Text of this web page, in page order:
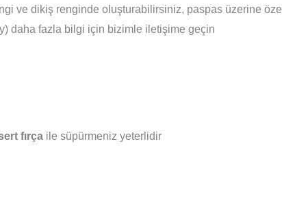
ve dikiş renginde oluşturabilirsiniz, paspas üzerine özel
daha fazla bilgi için bizimle iletişime geçin
fırça ile süpürmeniz yeterlidir